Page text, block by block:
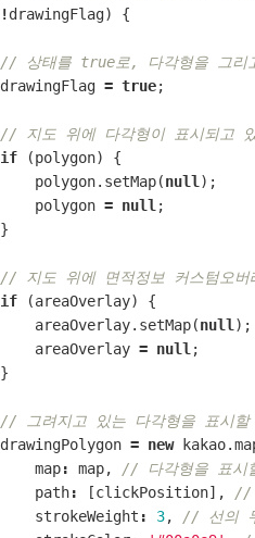
!drawingFlag) {
// 상태를 true로, 다각형을 그리
drawingFlag = true;
// 지도 위에 다각형이 표시되고
if
(polygon)
{
polygon. setMap(null );
polygon = null ;
}
// 지도 위에 면적정보 커스텀오버
if
(areaOverlay)
{
areaOverlay. setMap(null );
areaOverlay = null ;
}
// 그려지고 있는 다각형을 표시할
drawingPolygon = new kakao.
map: map,
// 다각형을 표시
path: [clickPosition],
//
strokeWeight : 3,
// 선의